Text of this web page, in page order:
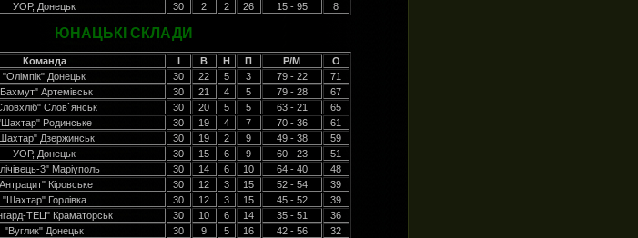
УОР, Донецьк 30 2 2 26 15 - 95 8
ЮНАЦЬКІ СКЛАДИ
Команда І В Н П Р/М
О
"Олімпік" Донецьк 30 22 5 3 79 - 22
71
Артемівськ 30 21 4 5 79 - 28
67
Слов`янськ 30 20 5 5 63 - 21
65
Родинське 30 19 4 7 70 - 36
61
Дзержинськ 30 19 2 9 49 - 38
59
УОР, Донецьк 30 15 6 9 60 - 23
51
3" Маріуполь 30 14 6 10 64 - 40
48
Кіровське 30 12 3 15 52 - 54
39
"Шахтар" Горлівка 30 12 3 15 45 - 52
39
ТЕЦ" Краматорськ 30 10 6 14 35 - 51
36
"Вуглик" Донецьк 30 9 5 16 42 - 56
32